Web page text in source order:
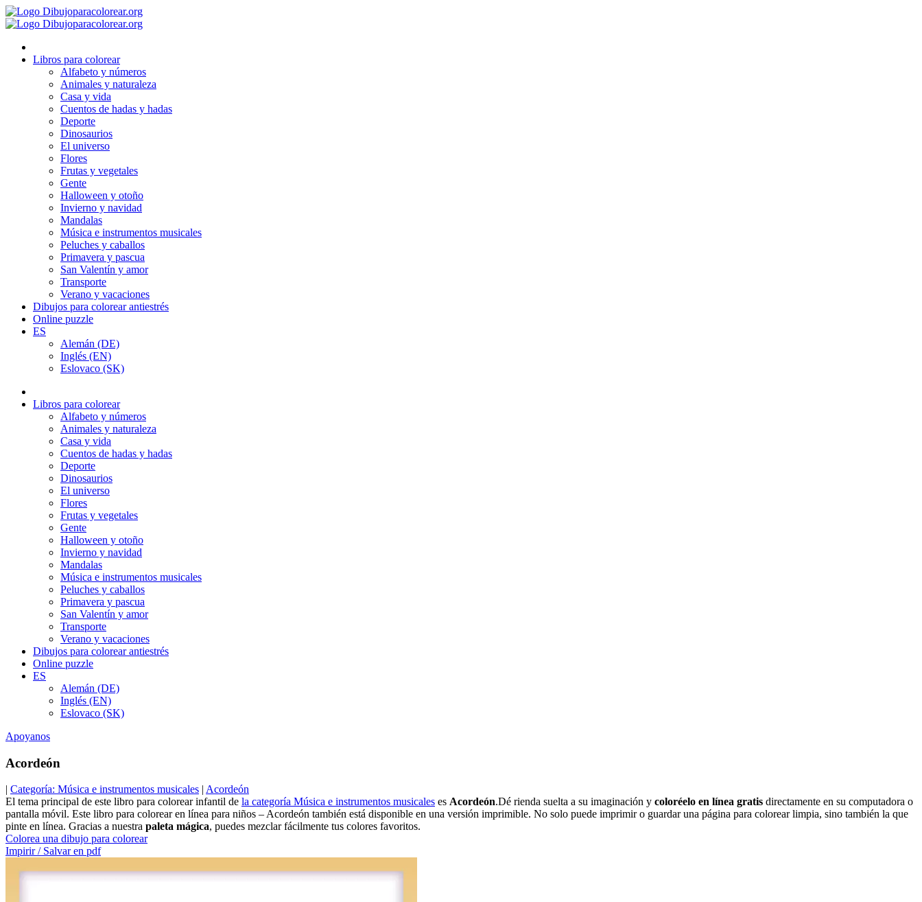
Ir
al
Libros para colorear
Alfabeto y números
Animales y naturaleza
Casa y vida
Cuentos de hadas y hadas
Deporte
Dinosaurios
El universo
Flores
Frutas y vegetales
Gente
Halloween y otoño
Invierno y navidad
Mandalas
Música e instrumentos musicales
Peluches y caballos
Primavera y pascua
San Valentín y amor
Transporte
Verano y vacaciones
Dibujos para colorear antiestrés
Online puzzle
ES
Alemán (DE)
Inglés (EN)
Eslovaco (SK)
Libros para colorear
Alfabeto y números
Animales y naturaleza
Casa y vida
Cuentos de hadas y hadas
Deporte
Dinosaurios
El universo
Flores
Frutas y vegetales
Gente
Halloween y otoño
Invierno y navidad
Mandalas
Música e instrumentos musicales
Peluches y caballos
Primavera y pascua
San Valentín y amor
Transporte
Verano y vacaciones
Dibujos para colorear antiestrés
Online puzzle
ES
Alemán (DE)
Inglés (EN)
Eslovaco (SK)
Apoyanos
Acordeón
| Categoría: Música e instrumentos musicales | Acordeón
El tema principal de este libro para colorear infantil de la categoría Música e instrumentos musicales es Acordeón.Dé rienda suelta a su imaginación y coloréelo en línea gratis directamente en su computadora o
pantalla móvil. Este libro para colorear en línea para niños – Acordeón también está disponible en una versión imprimible. No solo puede imprimir o guardar una página para colorear limpia, sino también la que
pinte en línea. Gracias a nuestra paleta mágica, puedes mezclar fácilmente tus colores favoritos.
Colorea una dibujo para colorear
Impirir / Salvar en pdf